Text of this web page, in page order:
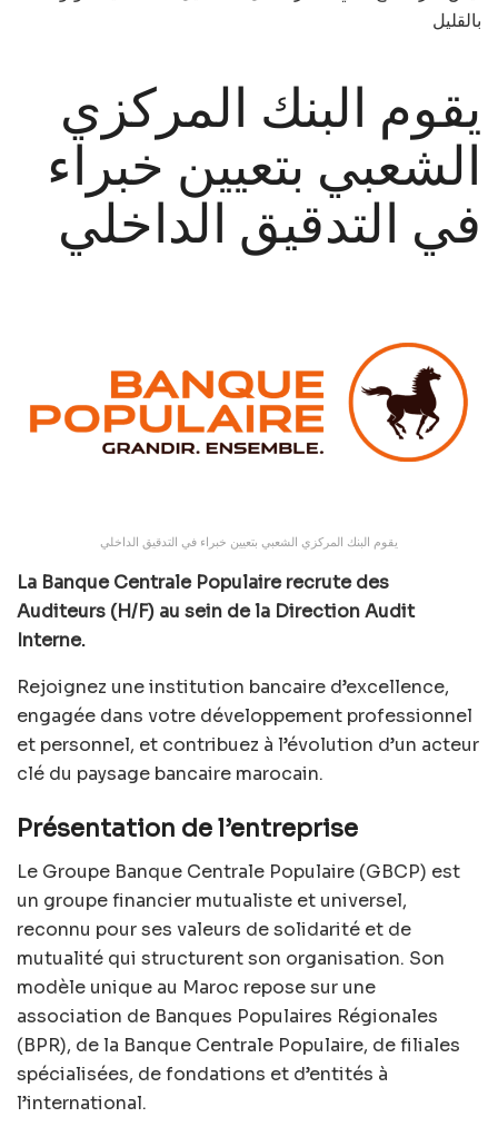
بالقليل
يقوم البنك المركزي
الشعبي بتعيين خبراء
في التدقيق الداخلي
يقوم البنك المركزي الشعبي بتعيين خبراء في التدقيق الداخلي
La Banque Centrale Populaire recrute des
Auditeurs (H/F) au sein de la Direction Audit
Interne.
Rejoignez une institution bancaire d’excellence,
engagée dans votre développement professionnel
et personnel, et contribuez à l’évolution d’un acteur
clé du paysage bancaire marocain.
Présentation de l’entreprise
Le Groupe Banque Centrale Populaire (GBCP) est
un groupe financier mutualiste et universel,
reconnu pour ses valeurs de solidarité et de
mutualité qui structurent son organisation. Son
modèle unique au Maroc repose sur une
association de Banques Populaires Régionales
(BPR), de la Banque Centrale Populaire, de filiales
spécialisées, de fondations et d’entités à
l’international.